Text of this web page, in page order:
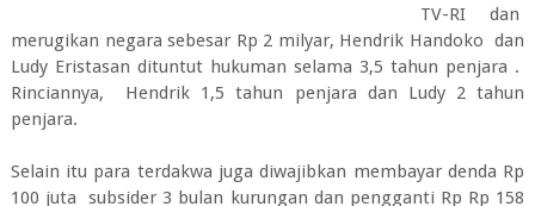
TV-RI dan
merugikan negara sebesar Rp 2 milyar, Hendrik Handoko dan
Ludy Eristasan dituntut hukuman selama 3,5 tahun penjara .
Rinciannya, Hendrik 1,5 tahun penjara dan Ludy 2 tahun
penjara.
Selain itu para terdakwa juga diwajibkan membayar denda Rp
100 juta subsider 3 bulan kurungan dan pengganti Rp Rp 158